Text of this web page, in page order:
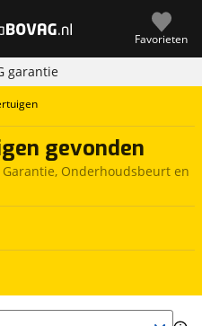
Favorieten
garantie
gevonden
Onderhoudsbeurt en